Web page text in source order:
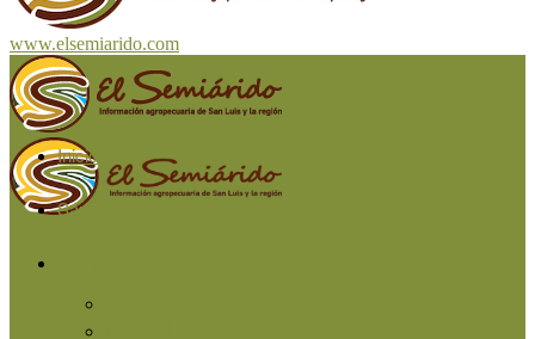
www.elsemiarido.com
Inicio
San Luis